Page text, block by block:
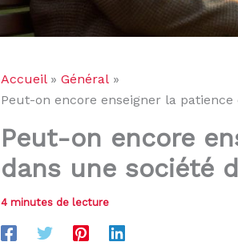
Accueil
Général
Peut-on encore enseigner la
Peut-on encore
dans une société
4 minutes de lecture